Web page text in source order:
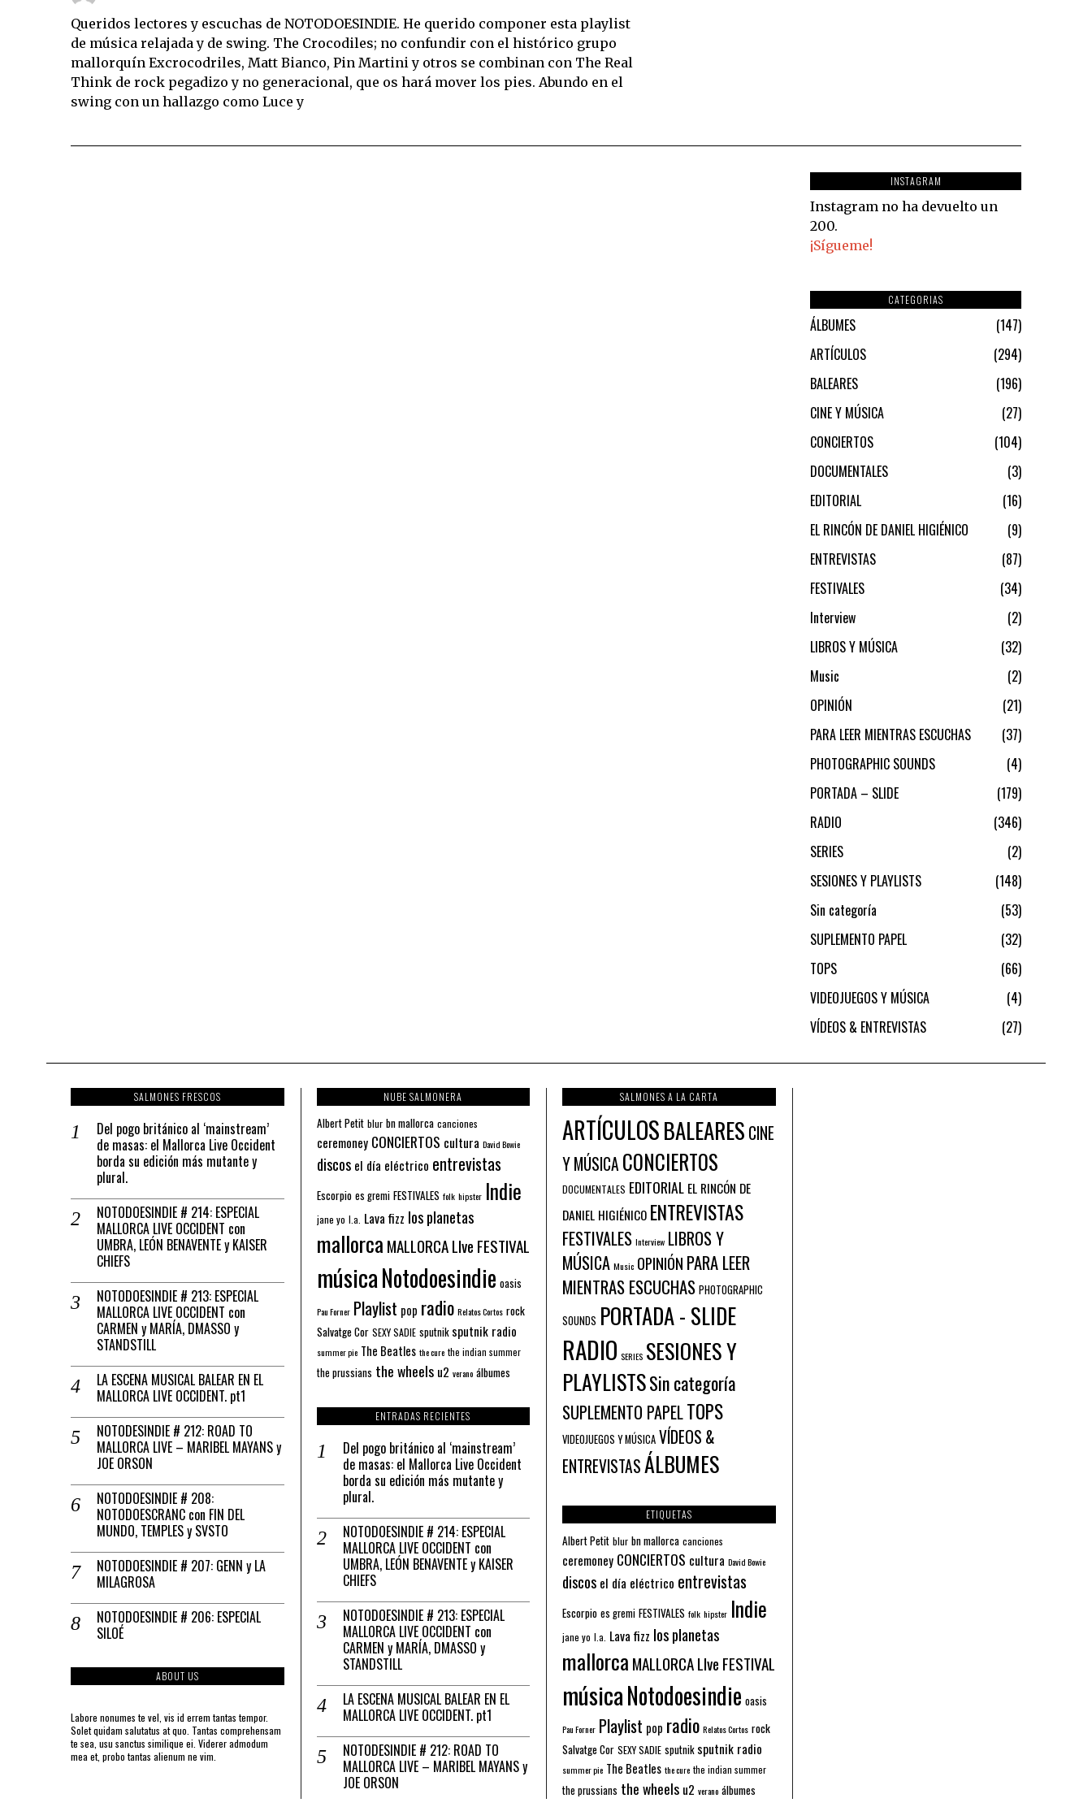
Queridos lectores y escuchas de NOTODOESINDIE. He querido componer esta playlist
de música relajada y de swing. The Crocodiles; no confundir con el histórico grupo
mallorquín Excrocodriles, Matt Bianco, Pin Martini y otros se combinan con The Real
Think de rock pegadizo y no generacional, que os hará mover los pies. Abundo en el
swing con un hallazgo como Luce y
INSTAGRAM
Instagram no ha devuelto un
200.
¡Sígueme!
CATEGORIAS
ÁLBUMES
147
ARTÍCULOS
294
BALEARES
196
CINE Y MÚSICA
27
CONCIERTOS
104
DOCUMENTALES
3
EDITORIAL
16
EL RINCÓN DE DANIEL HIGIÉNICO
9
ENTREVISTAS
87
FESTIVALES
34
Interview
2
LIBROS Y MÚSICA
32
Music
2
OPINIÓN
21
PARA LEER MIENTRAS ESCUCHAS
37
PHOTOGRAPHIC SOUNDS
4
PORTADA – SLIDE
179
RADIO
346
SERIES
2
SESIONES Y PLAYLISTS
148
Sin categoría
53
SUPLEMENTO PAPEL
32
TOPS
66
VIDEOJUEGOS Y MÚSICA
4
VÍDEOS & ENTREVISTAS
27
SALMONES FRESCOS
Del pogo británico al ‘mainstream’
de masas: el Mallorca Live Occident
borda su edición más mutante y
plural.
NOTODOESINDIE # 214: ESPECIAL
MALLORCA LIVE OCCIDENT con
UMBRA, LEÓN BENAVENTE y KAISER
CHIEFS
NOTODOESINDIE # 213: ESPECIAL
MALLORCA LIVE OCCIDENT con
CARMEN y MARÍA, DMASSO y
STANDSTILL
LA ESCENA MUSICAL BALEAR EN EL
MALLORCA LIVE OCCIDENT. pt1
NOTODESINDIE # 212: ROAD TO
MALLORCA LIVE – MARIBEL MAYANS y
JOE ORSON
NOTODOESINDIE # 208:
NOTODOESCRANC con FIN DEL
MUNDO, TEMPLES y SVSTO
NOTODOESINDIE # 207: GENN y LA
MILAGROSA
NOTODOESINDIE # 206: ESPECIAL
SILOÉ
ABOUT US
Labore nonumes te vel, vis id errem tantas tempor.
Solet quidam salutatus at quo. Tantas comprehensam
te sea, usu sanctus similique ei. Viderer admodum
mea et, probo tantas alienum ne vim.
NUBE SALMONERA
Albert Petit blur bn mallorca canciones
ceremoney CONCIERTOS cultura David Bowie
discos el día eléctrico entrevistas
Escorpio es gremi FESTIVALES folk hipster Indie
jane yo l.a. Lava fizz los planetas
mallorca MALLORCA LIve FESTIVAL
músicaNotodoesindie oasis
Pau Forner Playlist pop radio Relatos Cortos rock
Salvatge Cor SEXY SADIE sputnik sputnik radio
summer pie The Beatles the cure the indian summer
the prussians the wheels u2 verano álbumes
ENTRADAS RECIENTES
Del pogo británico al ‘mainstream’
de masas: el Mallorca Live Occident
borda su edición más mutante y
plural.
NOTODOESINDIE # 214: ESPECIAL
MALLORCA LIVE OCCIDENT con
UMBRA, LEÓN BENAVENTE y KAISER
CHIEFS
NOTODOESINDIE # 213: ESPECIAL
MALLORCA LIVE OCCIDENT con
CARMEN y MARÍA, DMASSO y
STANDSTILL
LA ESCENA MUSICAL BALEAR EN EL
MALLORCA LIVE OCCIDENT. pt1
NOTODESINDIE # 212: ROAD TO
MALLORCA LIVE – MARIBEL MAYANS y
JOE ORSON
SALMONES A LA CARTA
ARTÍCULOSBALEARES CINE
Y MÚSICA CONCIERTOS
DOCUMENTALES EDITORIAL EL RINCÓN DE
DANIEL HIGIÉNICO ENTREVISTAS
FESTIVALES Interview LIBROS Y
MÚSICA Music OPINIÓN PARA LEER
MIENTRAS ESCUCHAS PHOTOGRAPHIC
SOUNDS PORTADA - SLIDE
RADIO SERIES SESIONES Y
PLAYLISTSSin categoría
SUPLEMENTO PAPELTOPS
VIDEOJUEGOS Y MÚSICA VÍDEOS &
ENTREVISTASÁLBUMES
ETIQUETAS
Albert Petit blur bn mallorca canciones
ceremoney CONCIERTOS cultura David Bowie
discos el día eléctrico entrevistas
Escorpio es gremi FESTIVALES folk hipster Indie
jane yo l.a. Lava fizz los planetas
mallorca MALLORCA LIve FESTIVAL
músicaNotodoesindie oasis
Pau Forner Playlist pop radio Relatos Cortos rock
Salvatge Cor SEXY SADIE sputnik sputnik radio
summer pie The Beatles the cure the indian summer
the prussians the wheels u2 verano álbumes